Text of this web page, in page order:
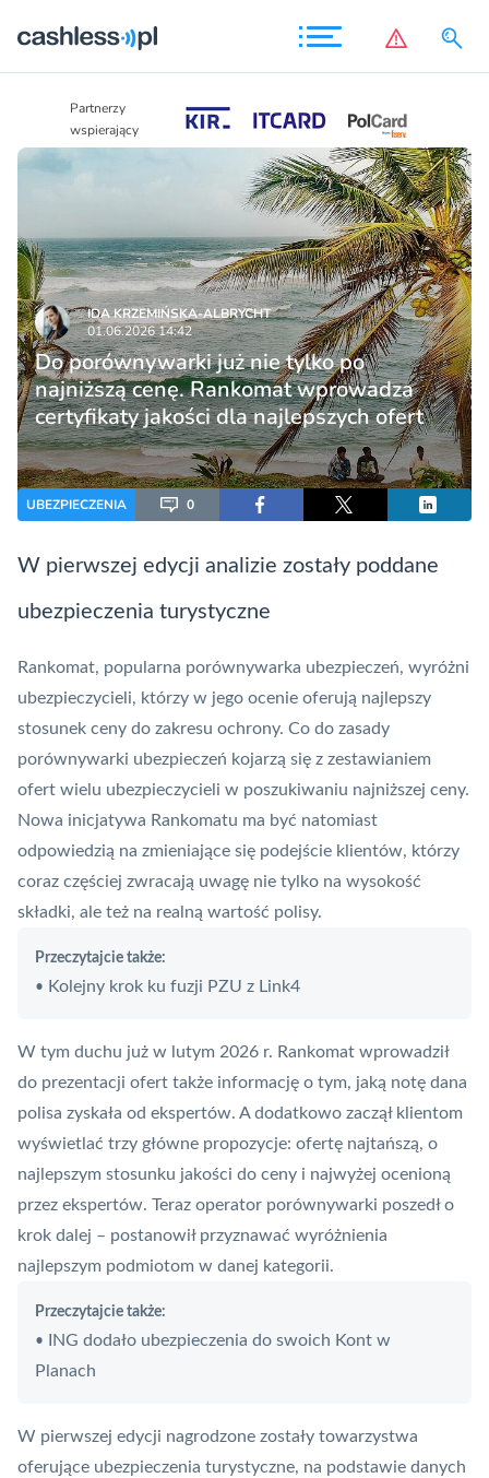
Partnerzy
wspierający
IDA KRZEMIŃSKA-ALBRYCHT
01.06.2026 14:42
Do porównywarki już nie tylko po
najniższą cenę. Rankomat wprowadza
certyfikaty jakości dla najlepszych ofert
UBEZPIECZENIA 0
W pierwszej edycji analizie zostały poddane
ubezpieczenia turystyczne
Rankomat, popularna porównywarka ubezpieczeń, wyróżni
ubezpieczycieli, którzy w jego ocenie oferują najlepszy
stosunek ceny do zakresu ochrony. Co do zasady
porównywarki ubezpieczeń kojarzą się z zestawianiem
ofert wielu ubezpieczycieli w poszukiwaniu najniższej ceny.
Nowa inicjatywa Rankomatu ma być natomiast
odpowiedzią na zmieniające się podejście klientów, którzy
coraz częściej zwracają uwagę nie tylko na wysokość
składki, ale też na realną wartość polisy.
Przeczytajcie także:
• Kolejny krok ku fuzji PZU z Link4
W tym duchu już w lutym 2026 r. Rankomat wprowadził
do prezentacji ofert także informację o tym, jaką notę dana
polisa zyskała od ekspertów. A dodatkowo zaczął klientom
wyświetlać trzy główne propozycje: ofertę najtańszą, o
najlepszym stosunku jakości do ceny i najwyżej ocenioną
przez ekspertów. Teraz operator porównywarki poszedł o
krok dalej – postanowił przyznawać wyróżnienia
najlepszym podmiotom w danej kategorii.
Przeczytajcie także:
•
ING dodało ubezpieczenia do swoich Kont w
Planach
W pierwszej edycji nagrodzone zostały towarzystwa
oferujące ubezpieczenia turystyczne, na podstawie danych